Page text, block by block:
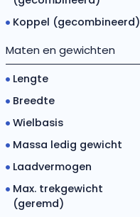
Koppel (gecombineerd)
Maten en gewichten
Lengte
Breedte
Wielbasis
Massa ledig gewicht
Laadvermogen
Max. trekgewicht
(geremd)